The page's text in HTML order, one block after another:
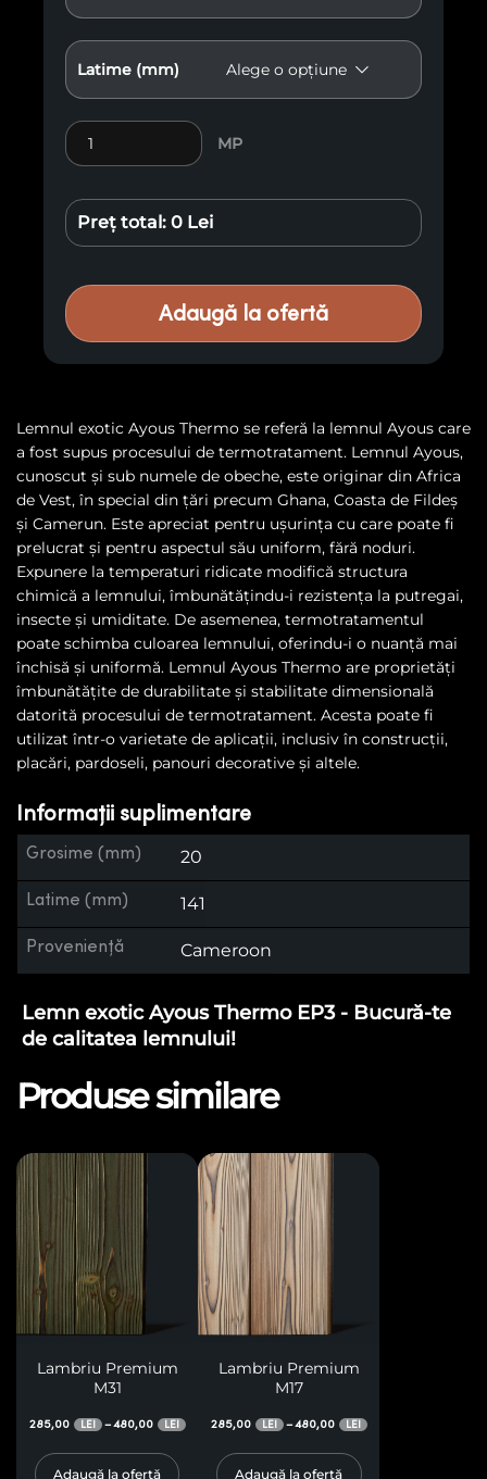
Latime (mm)
Cantitate Lemn exotic Ayous Thermo EP3
MP
Preț total: 0 Lei
Adaugă la ofertă
Lemnul exotic Ayous Thermo se referă la lemnul Ayous care
a fost supus procesului de termotratament. Lemnul Ayous,
cunoscut și sub numele de obeche, este originar din Africa
de Vest, în special din țări precum Ghana, Coasta de Fildeș
și Camerun. Este apreciat pentru ușurința cu care poate fi
prelucrat și pentru aspectul său uniform, fără noduri.
Expunere la temperaturi ridicate modifică structura
chimică a lemnului, îmbunătățindu-i rezistența la putregai,
insecte și umiditate. De asemenea, termotratamentul
poate schimba culoarea lemnului, oferindu-i o nuanță mai
închisă și uniformă. Lemnul Ayous Thermo are proprietăți
îmbunătățite de durabilitate și stabilitate dimensională
datorită procesului de termotratament. Acesta poate fi
utilizat într-o varietate de aplicații, inclusiv în construcții,
placări, pardoseli, panouri decorative și altele.
Informații suplimentare
Grosime (mm) 20
Latime (mm) 141
Proveniență Cameroon
Lemn exotic Ayous Thermo EP3 - Bucură-te
de calitatea lemnului!
Produse similare
Lambriu Premium
M31
285,00 LEI –480,00 LEI
Adaugă la ofertă
Lambriu Premium
M17
285,00 LEI –480,00 LEI
Adaugă la ofertă